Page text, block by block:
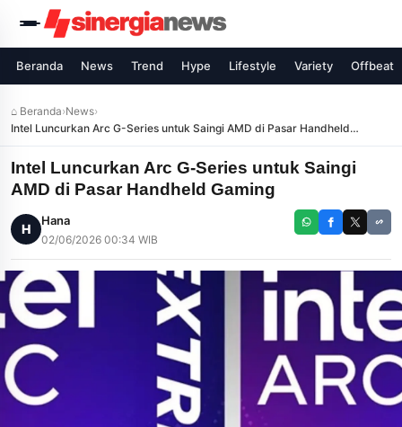
Beranda News Trend Hype Lifestyle Variety Offbeat
⌂ Beranda›News›
Intel Luncurkan Arc G-Series untuk Saingi AMD di Pasar Handheld
Gaming
Intel Luncurkan Arc G-Series untuk Saingi
AMD di Pasar Handheld Gaming
H
Hana
02/06/2026 00:34 WIB